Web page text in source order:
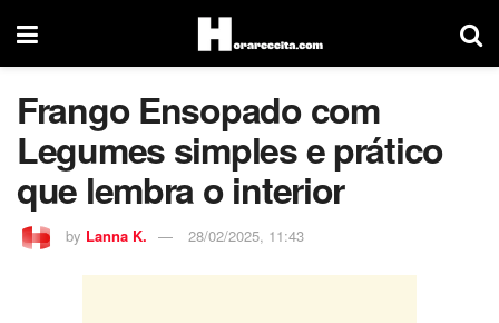
Frango Ensopado com
Legumes simples e prático
que lembra o interior
by Lanna K. 28/02/2025, 11:43